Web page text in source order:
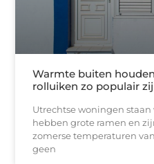
Warmte buiten
rolluiken zo populair
Utrechtse woningen
hebben grote ramen en
zomerse temperaturen
geen